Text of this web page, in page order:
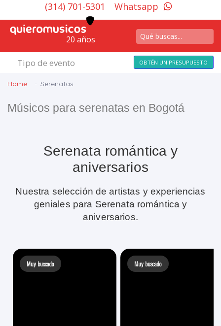
(314) 701-5301 Whatsapp
20 años
Tipo de evento OBTÉN UN PRESUPUESTO
Home Serenatas
Músicos para serenatas en Bogotá
Serenata romántica y
aniversarios
Nuestra selección de artistas y experiencias
geniales para Serenata romántica y
aniversarios.
Muy buscado Muy buscado